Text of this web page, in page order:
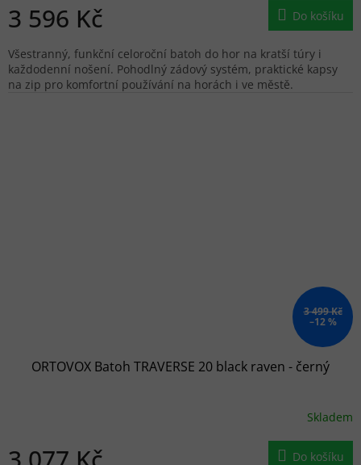
3 596 Kč Do košíku
Všestranný, funkční celoroční batoh do hor na kratší túry i
každodenní nošení. Pohodlný zádový systém, praktické kapsy
na zip pro komfortní používání na horách i ve městě.
3 499 Kč
–12 %
ORTOVOX Batoh TRAVERSE 20 black raven - černý
Skladem
Do košíku